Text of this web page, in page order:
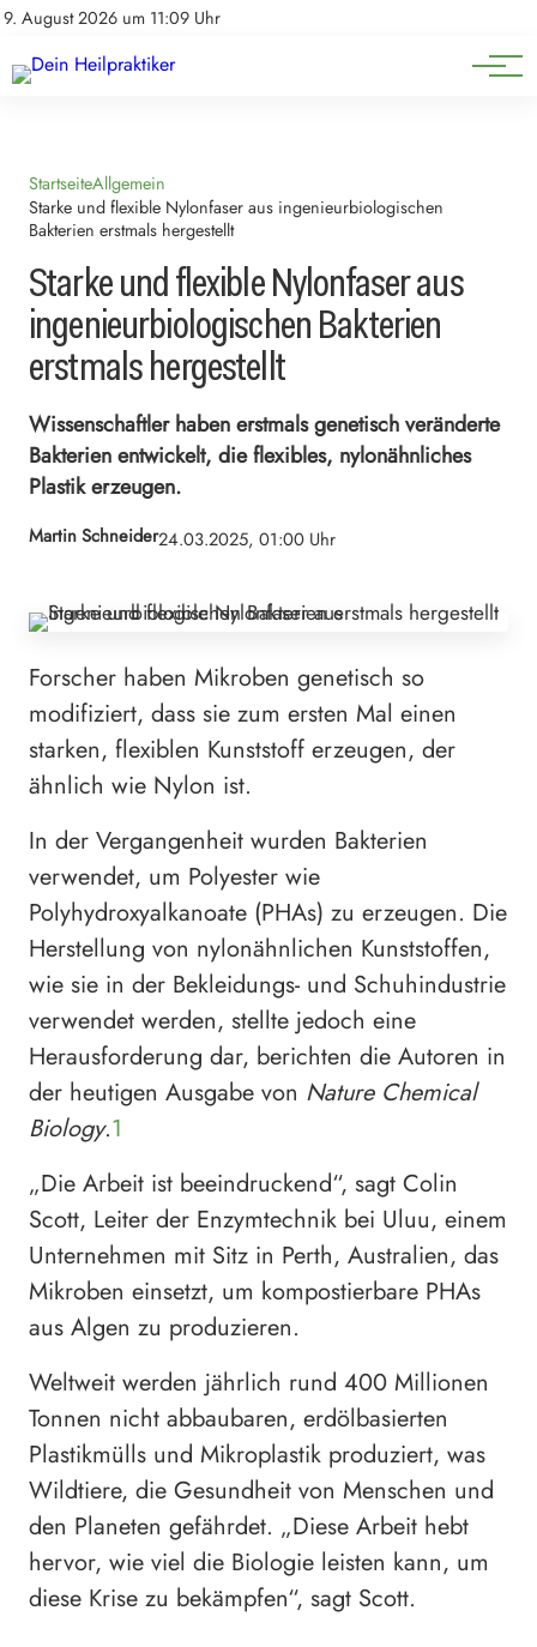
9. August 2026 um 11:09 Uhr
Impressum
Natürliche Medizin
Heilpflanzen & Kräuterkunde
StartseiteAllgemein
Starke und flexible Nylonfaser aus ingenieurbiologischen
Bakterien erstmals hergestellt
Starke und flexible Nylonfaser aus
ingenieurbiologischen Bakterien
erstmals hergestellt
Wissenschaftler haben erstmals genetisch veränderte
Bakterien entwickelt, die flexibles, nylonähnliches
Plastik erzeugen.
Martin Schneider24.03.2025, 01:00 Uhr
Forscher haben Mikroben genetisch so
modifiziert, dass sie zum ersten Mal einen
starken, flexiblen Kunststoff erzeugen, der
ähnlich wie Nylon ist.
In der Vergangenheit wurden Bakterien
verwendet, um Polyester wie
Polyhydroxyalkanoate (PHAs) zu erzeugen. Die
Herstellung von nylonähnlichen Kunststoffen,
wie sie in der Bekleidungs- und Schuhindustrie
verwendet werden, stellte jedoch eine
Herausforderung dar, berichten die Autoren in
der heutigen Ausgabe von Nature Chemical
Biology.1
„Die Arbeit ist beeindruckend“, sagt Colin
Scott, Leiter der Enzymtechnik bei Uluu, einem
Unternehmen mit Sitz in Perth, Australien, das
Mikroben einsetzt, um kompostierbare PHAs
aus Algen zu produzieren.
Weltweit werden jährlich rund 400 Millionen
Tonnen nicht abbaubaren, erdölbasierten
Plastikmülls und Mikroplastik produziert, was
Wildtiere, die Gesundheit von Menschen und
den Planeten gefährdet. „Diese Arbeit hebt
hervor, wie viel die Biologie leisten kann, um
diese Krise zu bekämpfen“, sagt Scott.